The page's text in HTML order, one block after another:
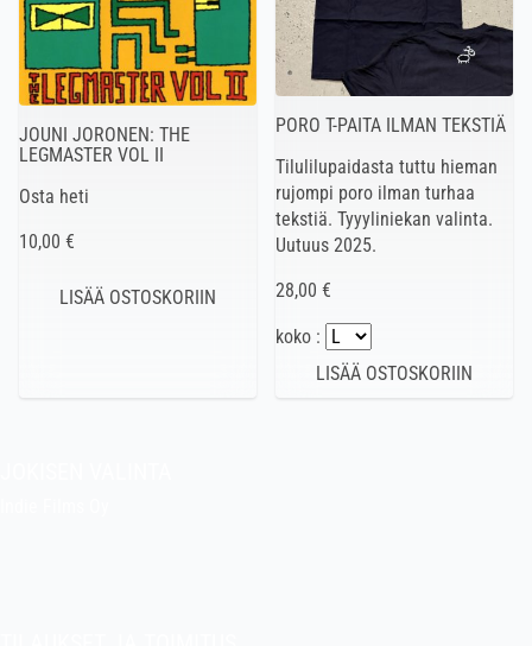
JOUNI JORONEN: THE
LEGMASTER VOL II
Osta heti
10,00 €
PORO T-PAITA ILMAN TEKSTIÄ
Tilulilupaidasta tuttu hieman
rujompi poro ilman turhaa
tekstiä. Tyyyliniekan valinta.
Uutuus 2025.
28,00 €
koko :